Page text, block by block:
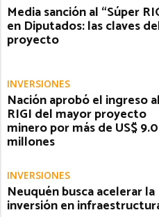
Media sanción al “Súper
en Diputados: las claves
proyecto
INVERSIONES
Nación aprobó el ingreso al
RIGI del mayor proyecto
minero por más de US$
millones
INVERSIONES
Neuquén busca acelerar la
inversión en